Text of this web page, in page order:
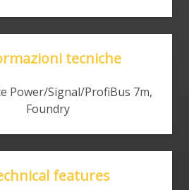
tecniche
Power/Signal/ProfiBus 7m,
Foundry
features